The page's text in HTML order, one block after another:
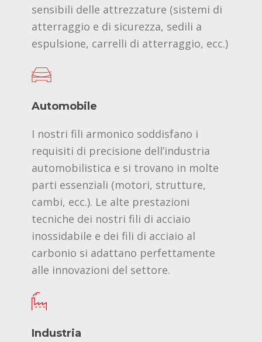
sensibili delle attrezzature (sistemi di
atterraggio e di sicurezza, sedili a
espulsione, carrelli di atterraggio, ecc.)
Automobile
I nostri fili armonico soddisfano i
requisiti di precisione dell’industria
automobilistica e si trovano in molte
parti essenziali (motori, strutture,
cambi, ecc.). Le alte prestazioni
tecniche dei nostri fili di acciaio
inossidabile e dei fili di acciaio al
carbonio si adattano perfettamente
alle innovazioni del settore.
Industria